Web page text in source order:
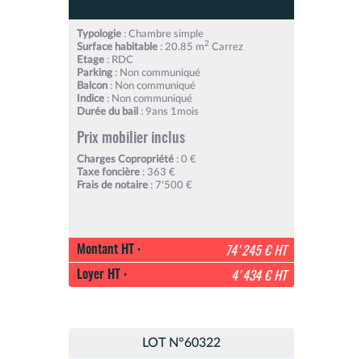
Typologie: Chambre simple
Surface habitable : 20.85 m2Carrez
Etage: RDC
Parking: Non communiqué
Balcon: Non communiqué
Indice: Non communiqué
Durée du bail : 9ans 1mois
Prix mobilier inclus
Charges Copropriété: 0 €
Taxe foncière: 363 €
Frais de notaire: 7'500 €
Montant HT :
74'245 € HT
Loyer HT :
4'434 € HT
LOT N°60322